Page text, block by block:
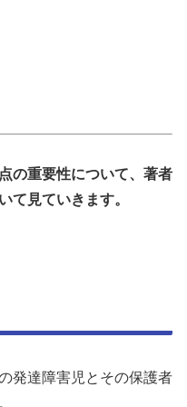
の重要性について、著者
て見ていきます。
発達障害児とその保護者